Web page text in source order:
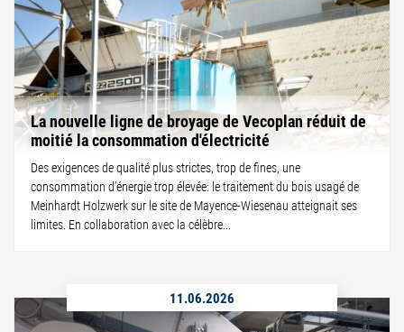
La nouvelle ligne de broyage de Vecoplan réduit de
moitié la consommation d'électricité
Des exigences de qualité plus strictes, trop de fines, une
consommation d'énergie trop élevée: le traitement du bois usagé de
Meinhardt Holzwerk sur le site de Mayence-Wiesenau atteignait ses
limites. En collaboration avec la célèbre...
11.06.2026